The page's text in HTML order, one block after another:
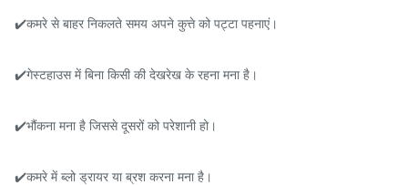
✔️कमरे से बाहर निकलते समय अपने कुत्ते को पट्टा पहनाएं।
✔️गेस्टहाउस में बिना किसी की देखरेख के रहना मना है।
✔️भौंकना मना है जिससे दूसरों को परेशानी हो।
✔️कमरे में ब्लो ड्रायर या ब्रश करना मना है।